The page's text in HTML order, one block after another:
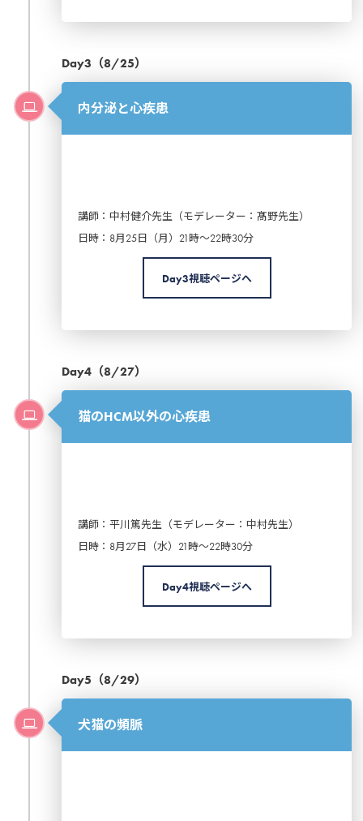
Day3（8/25）
内分泌と心疾患
講師：中村健介先生（モデレーター：髙野先生）
日時：8月25日（月）21時～22時30分
Day3視聴ページへ
Day4（8/27）
猫のHCM以外の心疾患
講師：平川篤先生（モデレーター：中村先生）
日時：8月27日（水）21時～22時30分
Day4視聴ページへ
Day5（8/29）
犬猫の頻脈